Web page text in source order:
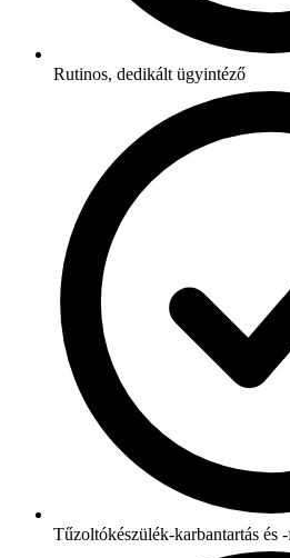
Rutinos, dedikált ügyintéző
Tűzoltókészülék-karbantartás és